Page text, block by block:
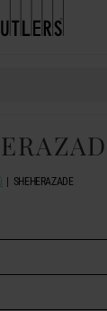
SHEHERAZADE